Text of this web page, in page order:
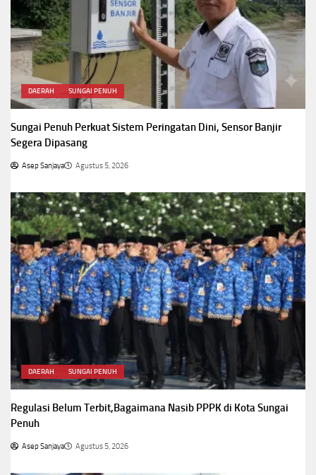
DAERAH SUNGAI PENUH
Sungai Penuh Perkuat Sistem Peringatan Dini, Sensor Banjir
Segera Dipasang
Asep Sanjaya Agustus 5, 2026
DAERAH SUNGAI PENUH
Regulasi Belum Terbit,Bagaimana Nasib PPPK di Kota Sungai
Penuh
Asep Sanjaya Agustus 5, 2026